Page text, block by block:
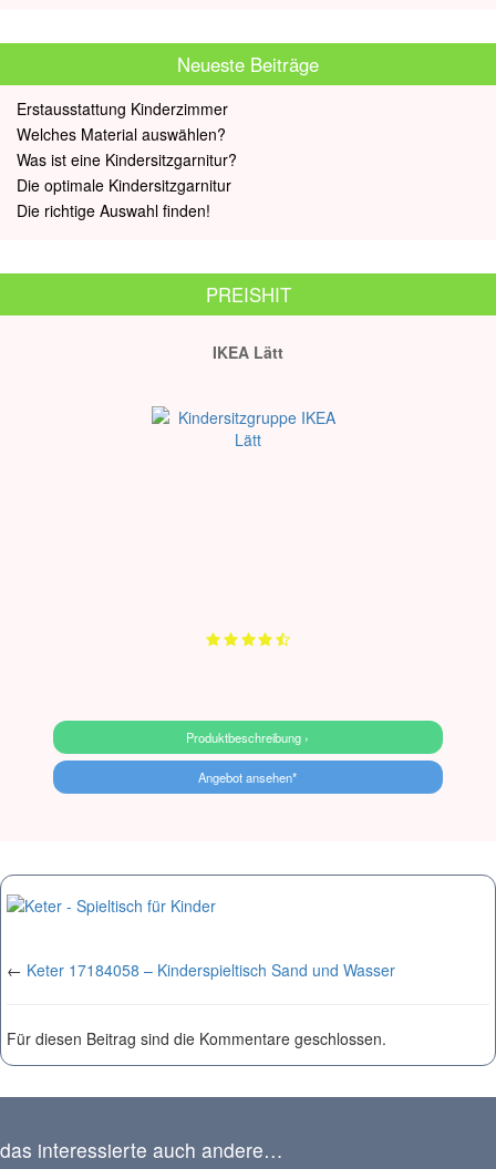
Neueste Beiträge
Erstausstattung Kinderzimmer
Welches Material auswählen?
Was ist eine Kindersitzgarnitur?
Die optimale Kindersitzgarnitur
Die richtige Auswahl finden!
PREISHIT
IKEA Lätt
Produktbeschreibung ›
Angebot ansehen*
← Keter 17184058 – Kinderspieltisch Sand und Wasser
Für diesen Beitrag sind die Kommentare geschlossen.
das interessierte auch andere…